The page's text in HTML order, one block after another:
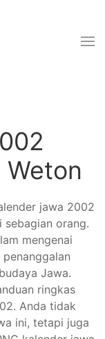
jawa 2002
sebagian orang.
mengenai
Jawa.
ringkas
Anda tidak
ini, tetapi juga